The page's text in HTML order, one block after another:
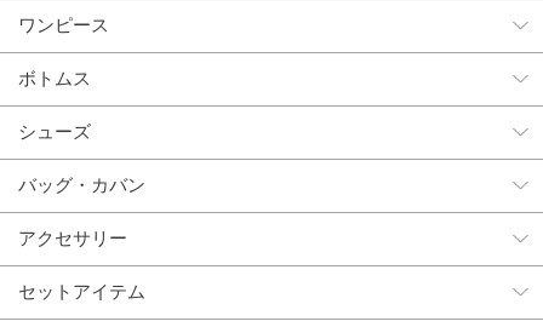
ワンピース
ボトムス
シューズ
バッグ・カバン
アクセサリー
セットアイテム